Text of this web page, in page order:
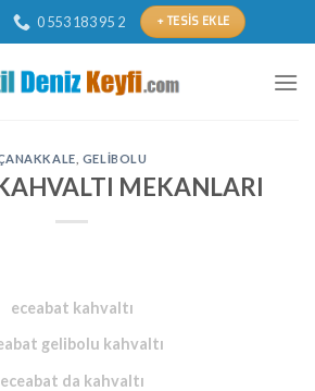
0 553 183 95 2 + TESIS EKLE
GELIBOLU
MEKANLARI
eceabat kahvaltı
gelibolu kahvaltı
eceabat da kahvaltı